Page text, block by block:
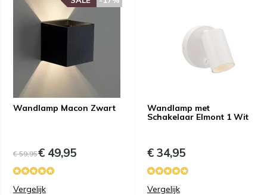
Wandlamp Macon Zwart
€ 59,95€ 49,95
Vergelijk
Wandlamp met
Schakelaar Elmont 1 Wit
€ 34,95
Vergelijk